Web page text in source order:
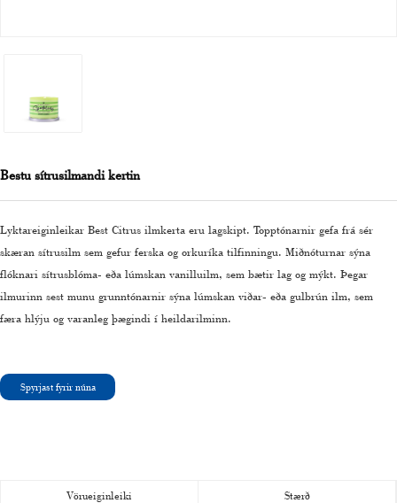
Bestu sítrusilmandi kertin
Lyktareiginleikar Best Citrus ilmkerta eru lagskipt. Topptónarnir gefa frá sér
skæran sítrusilm sem gefur ferska og orkuríka tilfinningu. Miðnóturnar sýna
flóknari sítrusblóma- eða lúmskan vanilluilm, sem bætir lag og mýkt. Þegar
ilmurinn sest munu grunntónarnir sýna lúmskan viðar- eða gulbrún ilm, sem
færa hlýju og varanleg þægindi í heildarilminn.
Spyrjast fyrir núna
Vörueiginleiki Stærð